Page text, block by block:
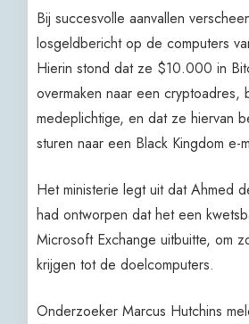
Bij succesvolle aanvallen
losgeldbericht op de computers
Hierin stond dat ze $10.000 in
overmaken naar een
medeplichtige, en dat ze hiervan
sturen naar een Black Kingdom e-
Het ministerie legt uit dat Ahmed
had ontworpen dat het een
Microsoft Exchange uitbuitte, om
krijgen tot de doelcomputers.
Onderzoeker Marcus Hutchins